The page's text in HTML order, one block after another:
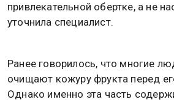
привлекательной обертке, а не
уточнила специалист.
Ранее говорилось, что многие
очищают кожуру фрукта перед
Однако именно эта часть